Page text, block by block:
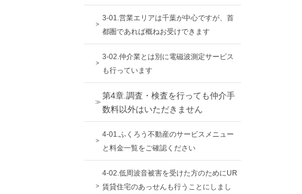
3-01.営業エリアは千葉が中心ですが、首
都圏であれば概ねお受けできます
3-02.仲介業とは別に電磁波測定サービス
も行っています
第4章.調査・検査を行っても仲介手
数料以外はいただきません
4-01.ふくろう不動産のサービスメニュー
と料金一覧をご確認ください
4-02.低周波音被害を受けた方のためにUR
賃貸住宅のあっせんも行うことにしまし